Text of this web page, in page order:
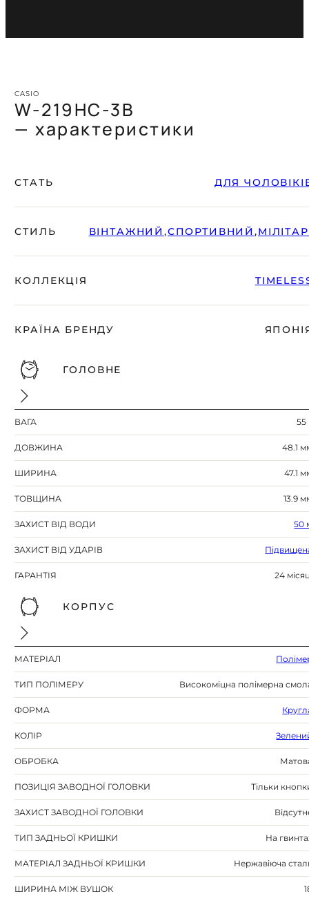
CASIO
W-219HC-3B
— характеристики
СТАТЬ ДЛЯ
СТИЛЬ ВІНТАЖНИЙ,СПОРТИВНИЙ,
КОЛЛЕКЦІЯ
КРАЇНА БРЕНДУ
ГОЛОВНЕ
ВАГА 55
ДОВЖИНА 48.1
ШИРИНА 47.1
ТОВЩИНА 13.9
ЗАХИСТ ВІД ВОДИ 50
ЗАХИСТ ВІД УДАРІВ
ГАРАНТІЯ 24
КОРПУС
МАТЕРІАЛ
ТИП ПОЛІМЕРУ Високоміцна полімерна
ФОРМА
КОЛІР
ОБРОБКА
ПОЗИЦІЯ ЗАВОДНОЇ ГОЛОВКИ Тільки
ЗАХИСТ ЗАВОДНОЇ ГОЛОВКИ
ТИП ЗАДНЬОЇ КРИШКИ На
МАТЕРІАЛ ЗАДНЬОЇ КРИШКИ Нержавіюча
ШИРИНА МІЖ ВУШОК